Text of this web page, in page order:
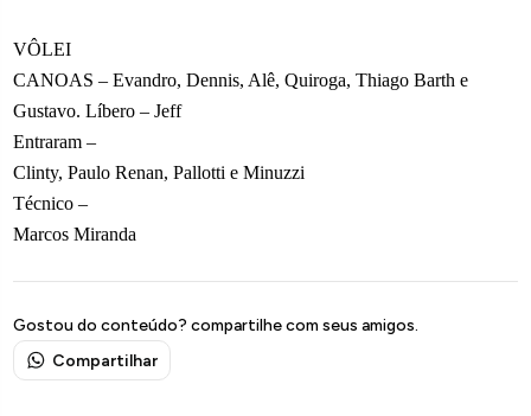
VÔLEI
CANOAS – Evandro, Dennis, Alê, Quiroga, Thiago Barth e
Gustavo. Líbero – Jeff
Entraram –
Clinty, Paulo Renan, Pallotti e Minuzzi
Técnico –
Marcos Miranda
Gostou do conteúdo? compartilhe com seus amigos.
Compartilhar